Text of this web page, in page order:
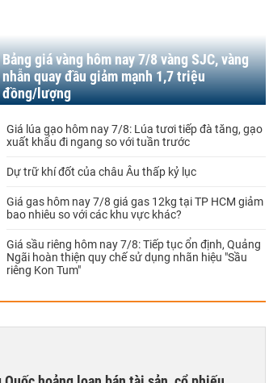
Bảng giá vàng hôm nay 7/8 vàng SJC, vàng
nhẫn quay đầu giảm mạnh 1,7 triệu
đồng/lượng
Giá lúa gạo hôm nay 7/8: Lúa tươi tiếp đà tăng, gạo
xuất khẩu đi ngang so với tuần trước
Dự trữ khí đốt của châu Âu thấp kỷ lục
Giá gas hôm nay 7/8 giá gas 12kg tại TP HCM giảm
bao nhiêu so với các khu vực khác?
Giá sầu riêng hôm nay 7/8: Tiếp tục ổn định, Quảng
Ngãi hoàn thiện quy chế sử dụng nhãn hiệu "Sầu
riêng Kon Tum"